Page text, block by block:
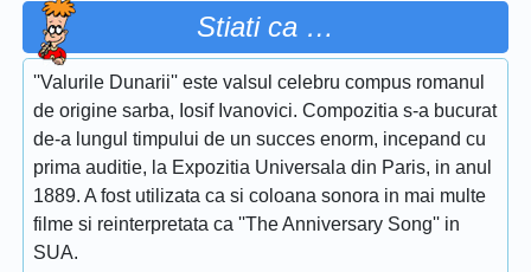
Stiati ca …
''Valurile Dunarii'' este valsul celebru compus romanul
de origine sarba, Iosif Ivanovici. Compozitia s-a bucurat
de-a lungul timpului de un succes enorm, incepand cu
prima auditie, la Expozitia Universala din Paris, in anul
1889. A fost utilizata ca si coloana sonora in mai multe
filme si reinterpretata ca ''The Anniversary Song'' in
SUA.